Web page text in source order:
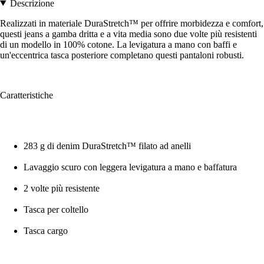
Descrizione
Realizzati in materiale DuraStretch™ per offrire morbidezza e comfort,
questi jeans a gamba dritta e a vita media sono due volte più resistenti
di un modello in 100% cotone. La levigatura a mano con baffi e
un'eccentrica tasca posteriore completano questi pantaloni robusti.
Caratteristiche
283 g di denim DuraStretch™ filato ad anelli
Lavaggio scuro con leggera levigatura a mano e baffatura
2 volte più resistente
Tasca per coltello
Tasca cargo